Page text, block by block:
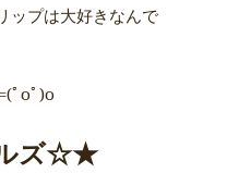
ップは大好きなんで
ﾟοﾟ)o
ズ☆★